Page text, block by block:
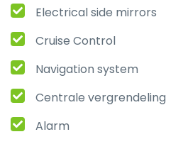
Electrical side mirrors
Cruise Control
Navigation system
Centrale vergrendeling
Alarm